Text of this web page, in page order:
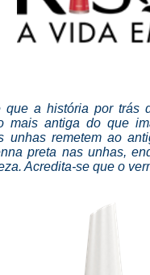
que a história por trás
mais antiga do que
unhas remetem ao
preta nas unhas,
Acredita-se que o